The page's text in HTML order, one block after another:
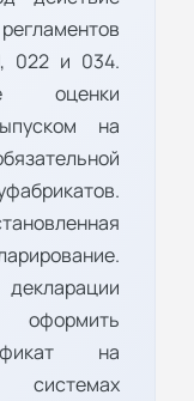
022 и 034.
оценки
на
на